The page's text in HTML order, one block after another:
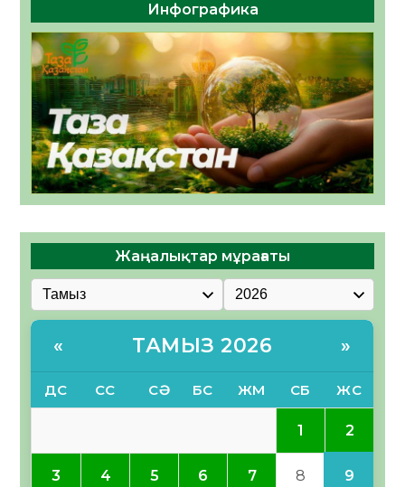
Инфографика
Жаңалықтар мұрағаты
« ТАМЫЗ 2026 »
ДС СС СӘ БС ЖМ СБ ЖС
1 2
3 4 5 6 7 8 9